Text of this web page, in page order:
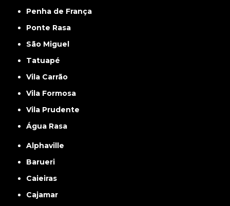
Penha de França
Ponte Rasa
São Miguel
Tatuapé
Vila Carrão
Vila Formosa
Vila Prudente
Água Rasa
Alphaville
Barueri
Caieiras
Cajamar